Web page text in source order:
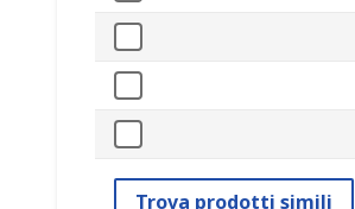
Trova prodotti simili